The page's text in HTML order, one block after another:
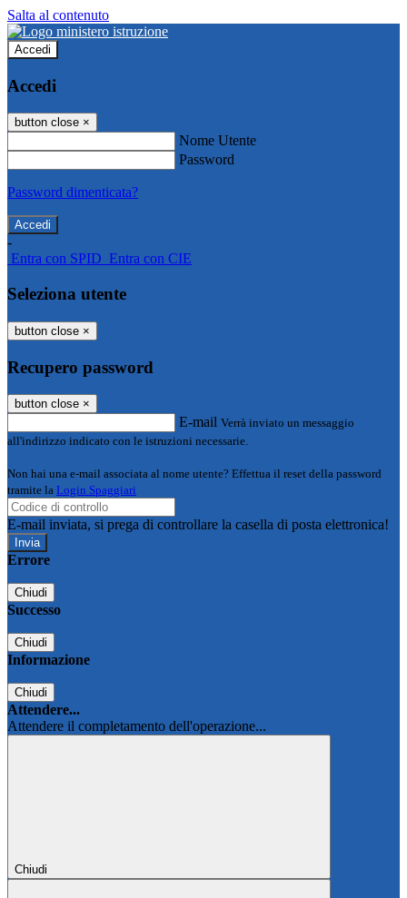
Salta al contenuto
Accedi
Accedi
button close ×
Nome Utente
Password
Password dimenticata?
-
Entra con SPID Entra con CIE
Seleziona utente
button close ×
Recupero password
button close ×
E-mail Verrà inviato un messaggio
all'indirizzo indicato con le istruzioni necessarie.
Non hai una e-mail associata al nome utente? Effettua il reset della password
tramite la Login Spaggiari
E-mail inviata, si prega di controllare la casella di posta elettronica!
Errore
Chiudi
Successo
Chiudi
Informazione
Chiudi
Attendere...
Attendere il completamento dell'operazione...
Chiudi